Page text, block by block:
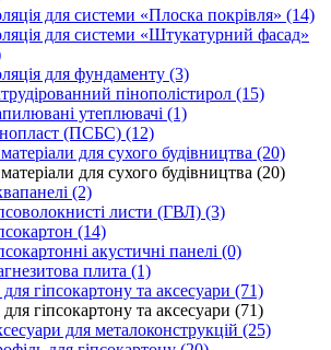
для системи «Плоска покрівля» (14)
для системи «Штукатурний фасад»
для фундаменту (3)
пінополістирол (15)
утеплювачі (1)
(ПСБС) (12)
для сухого будівництва (20)
для сухого будівництва (20)
(2)
листи (ГВЛ) (3)
(14)
акустичні панелі (0)
плита (1)
гіпсокартону та аксесуари (71)
гіпсокартону та аксесуари (71)
для металоконструкцій (25)